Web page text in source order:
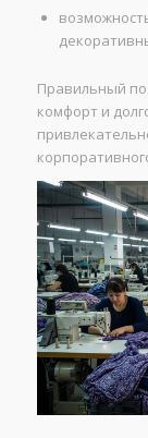
Правильный
комфорт и